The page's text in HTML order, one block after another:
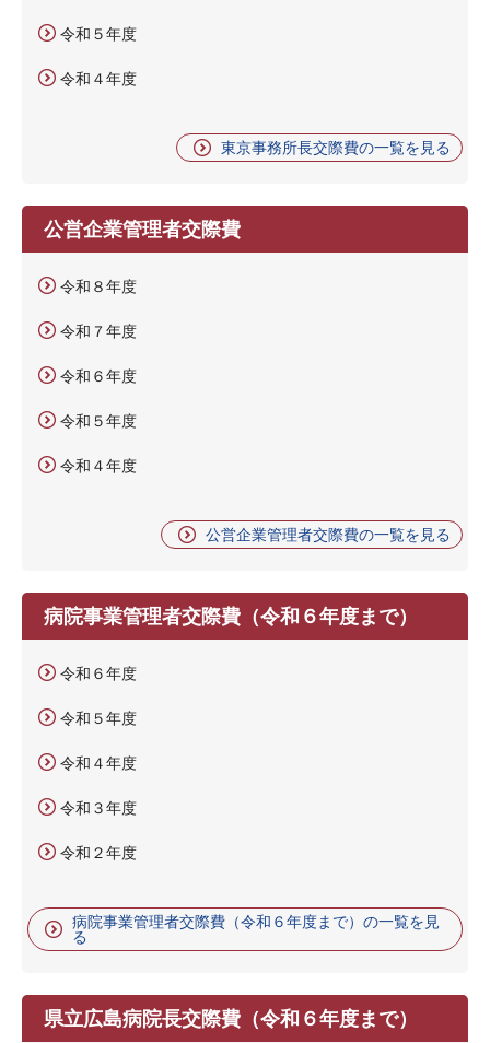
令和５年度
令和４年度
東京事務所長交際費の一覧を見る
公営企業管理者交際費
令和８年度
令和７年度
令和６年度
令和５年度
令和４年度
公営企業管理者交際費の一覧を見る
病院事業管理者交際費（令和６年度まで）
令和６年度
令和５年度
令和４年度
令和３年度
令和２年度
病院事業管理者交際費（令和６年度まで）の一覧を見
る
県立広島病院長交際費（令和６年度まで）